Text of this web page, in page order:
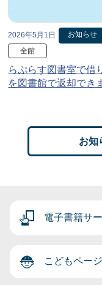
2026年5月1日
お知らせ
全館
らぷらす図書室で借
を図書館で返却でき
お知
電子書籍サ
こどもページ